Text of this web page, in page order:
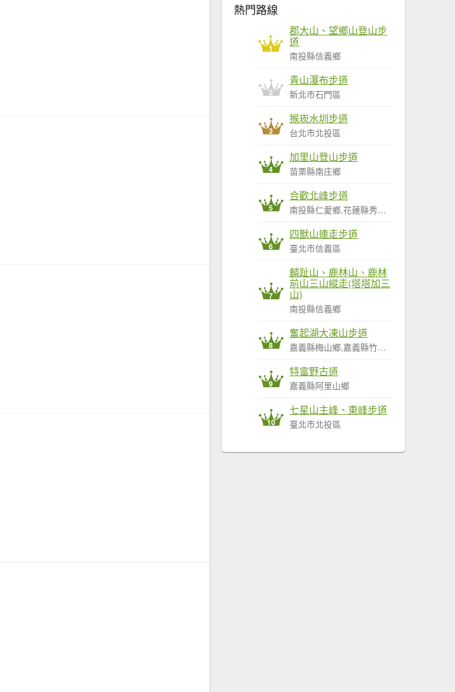
熱門路線
1
郡大山、望鄉山登山步
道
南投縣信義鄉
2
青山瀑布步道
新北市石門區
3
猴崁水圳步道
台北市北投區
4
加里山登山步道
苗栗縣南庄鄉
5
合歡北峰步道
南投縣仁愛鄉,花蓮縣秀林鄉
6
四獸山連走步道
臺北市信義區
7
麟趾山、鹿林山、鹿林
前山三山縱走(塔塔加三
山)
南投縣信義鄉
8
奮起湖大凍山步道
嘉義縣梅山鄉,嘉義縣竹崎鄉,嘉義縣阿里山鄉
9
特富野古道
嘉義縣阿里山鄉
10
七星山主峰、東峰步道
臺北市北投區